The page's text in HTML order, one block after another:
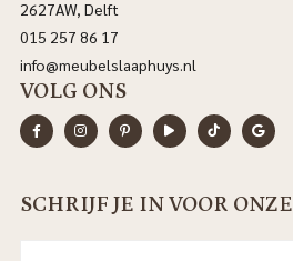
2627AW, Delft
015 257 86 17
info@meubelslaaphuys.nl
VOLG ONS
SCHRIJF JE IN VOOR ONZE